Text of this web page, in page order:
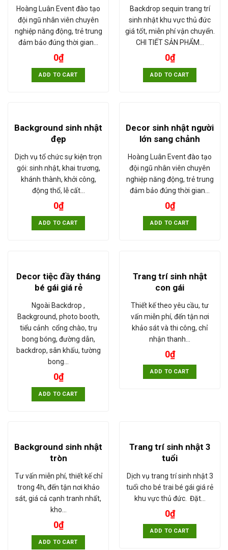
Hoàng Luân Event đào tạo
đội ngũ nhân viên chuyên
nghiệp năng động, trẻ trung
đảm bảo đúng thời gian…
0₫
ADD TO CART
Backdrop sequin trang trí
sinh nhật khu vực thủ đức
giá tốt, miễn phí vận chuyển.
CHI TIẾT SẢN PHẨM…
0₫
ADD TO CART
Background sinh nhật
đẹp
Dịch vụ tổ chức sự kiện trọn
gói: sinh nhật, khai trương,
khánh thành, khởi công,
động thổ, lễ cất…
0₫
ADD TO CART
Decor sinh nhật người
lớn sang chảnh
Hoàng Luân Event đào tạo
đội ngũ nhân viên chuyên
nghiệp năng động, trẻ trung
đảm bảo đúng thời gian…
0₫
ADD TO CART
Decor tiệc đầy tháng
bé gái giá rẻ
Ngoài Backdrop ,
Background, photo booth,
tiểu cảnh cổng chào, trụ
bong bóng, đường dẫn,
backdrop, sân khấu, tường
bong…
0₫
ADD TO CART
Trang trí sinh nhật
con gái
Thiết kế theo yêu cầu, tư
vấn miễn phí, đến tận nơi
khảo sát và thi công, chỉ
nhận thanh…
0₫
ADD TO CART
Background sinh nhật
tròn
Tư vấn miễn phí, thiết kế chỉ
trong 4h, đến tận nơi khảo
sát, giá cả cạnh tranh nhất,
kho…
0₫
ADD TO CART
Trang trí sinh nhật 3
tuổi
Dịch vụ trang trí sinh nhật 3
tuổi cho bé trai bé gái giá rẻ
khu vực thủ đức. Đặt…
0₫
ADD TO CART